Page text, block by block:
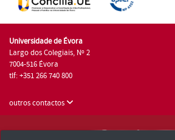
Universidade de Évora
Largo dos Colegiais, Nº 2
7004-516 Évora
tlf: +351 266 740 800
outros contactos